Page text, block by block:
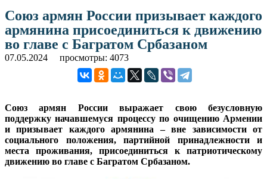
Союз армян России призывает каждого
армянина присоединиться к движению
во главе с Багратом Србазаном
07.05.2024 просмотры: 4073
Союз армян России выражает свою безусловную
поддержку начавшемуся процессу по очищению Армении
и призывает каждого армянина – вне зависимости от
социального положения, партийной принадлежности и
места проживания, присоединиться к патриотическому
движению во главе с Багратом Србазаном.